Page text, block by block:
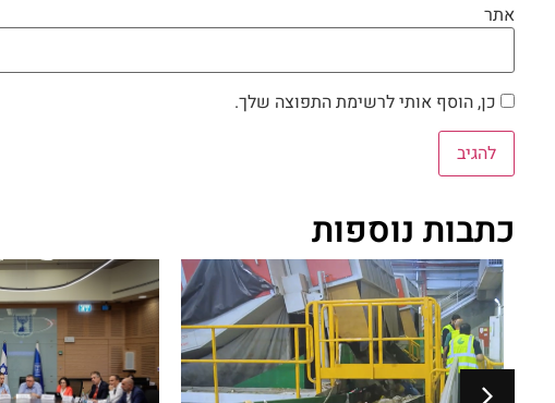
אתר
כן, הוסף אותי לרשימת התפוצה שלך.
כתבות נוספות